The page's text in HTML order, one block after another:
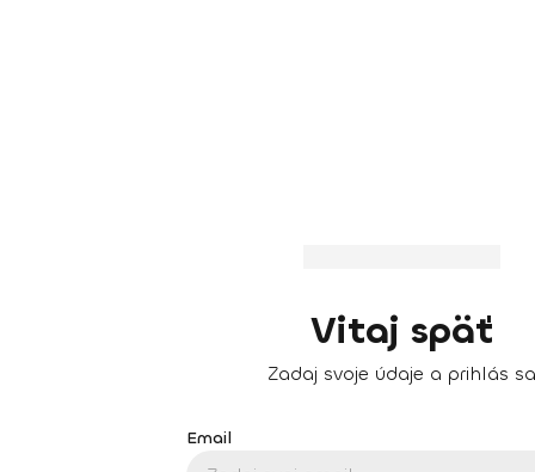
Vitaj späť
Zadaj svoje údaje a prihlás sa
Email